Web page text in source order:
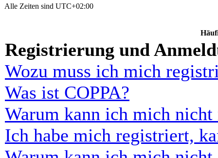
Alle Zeiten sind UTC+02:00
Registrierung und
Wozu muss ich mich
Was ist COPPA?
Warum kann ich mich nicht
Ich habe mich registriert,